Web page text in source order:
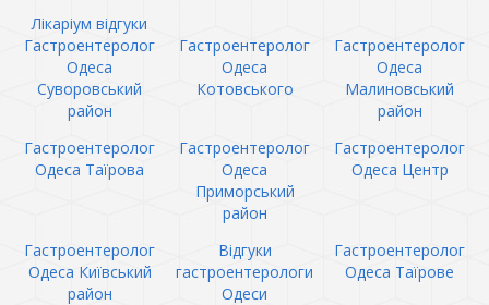
Лікаріум відгуки
Гастроентеролог
Одеса
Суворовський
район
Гастроентеролог
Одеса
Котовського
Гастроентеролог
Одеса
Малиновський
район
Гастроентеролог
Одеса Таїрова
Гастроентеролог
Одеса
Приморський
район
Гастроентеролог
Одеса Центр
Гастроентеролог
Одеса Київський
район
Відгуки
гастроентерологи
Одеси
Гастроентеролог
Одеса Таїрове